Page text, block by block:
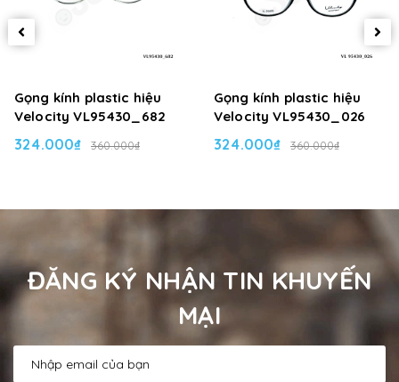
Gọng kính plastic hiệu
Velocity VL95430_682
324.000₫ 360.000₫
Gọng kính plastic hiệu
Velocity VL95430_026
324.000₫ 360.000₫
ĐĂNG KÝ NHẬN TIN KHUYẾN
MẠI